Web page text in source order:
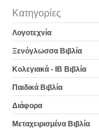
Κατηγορίες
Λογοτεχνία
Ξενόγλωσσα Βιβλία
Κολεγιακά - IB Βιβλία
Παιδικά Βιβλία
Διάφορα
Μεταχειρισμένα Βιβλία